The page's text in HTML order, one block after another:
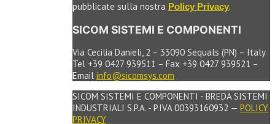
pubblicate sulla nostra Policy Privacy.
SICOM SISTEMI E COMPONENTI
Via Cecilia Danieli, 2 – 33090 Sequals (PN) – Italy
Tel +39 0427 939511 – Fax +39 0427 939521 –
Email info@sicomsys.com
SICOM SISTEMI E COMPONENTI - BREDA SISTEMI
INDUSTRIALI S.P.A. - P.IVA 00393160932 — POLICY
PRIVACY